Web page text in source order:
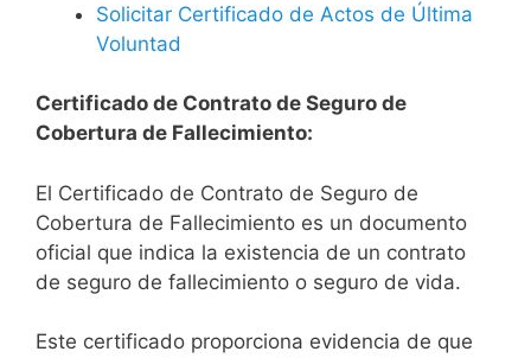
Solicitar Certificado de Actos de Última
Voluntad
Certificado de Contrato de Seguro de
Cobertura de Fallecimiento:
El Certificado de Contrato de Seguro de
Cobertura de Fallecimiento es un documento
oficial que indica la existencia de un contrato
de seguro de fallecimiento o seguro de vida.
Este certificado proporciona evidencia de que